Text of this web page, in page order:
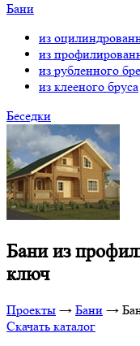
Бани
из
из
из рубленного
из клееного бруса
Беседки
Бани из
ключ
Проекты → Бани →
Скачать каталог